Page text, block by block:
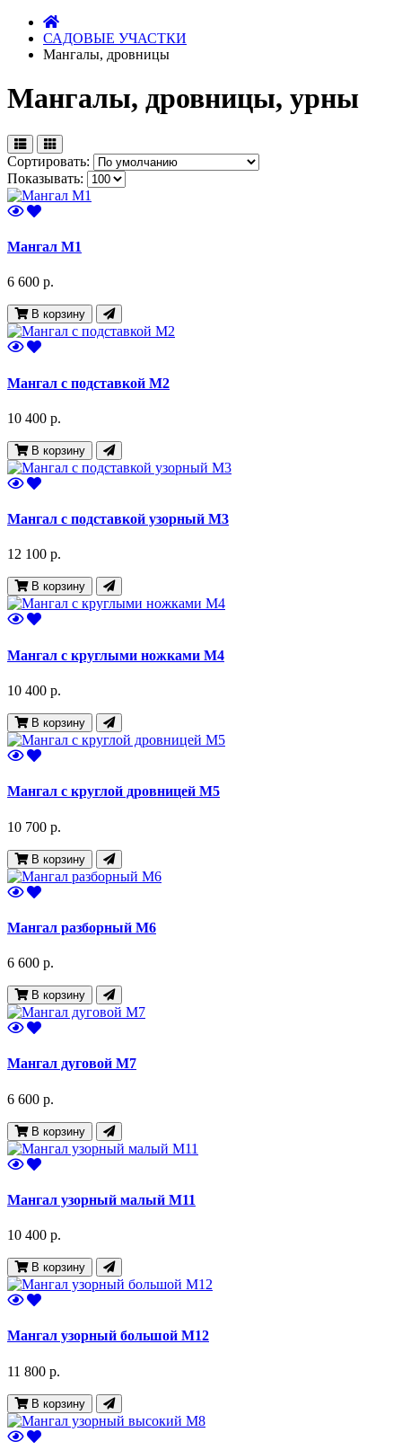
САДОВЫЕ УЧАСТКИ
Мангалы, дровницы
Мангалы, дровницы, урны
Сортировать:
Показывать:
Мангал М1
6 600 р.
В корзину
Мангал с подставкой М2
10 400 р.
В корзину
Мангал с подставкой узорный М3
12 100 р.
В корзину
Мангал с круглыми ножками М4
10 400 р.
В корзину
Мангал с круглой дровницей М5
10 700 р.
В корзину
Мангал разборный М6
6 600 р.
В корзину
Мангал дуговой М7
6 600 р.
В корзину
Мангал узорный малый М11
10 400 р.
В корзину
Мангал узорный большой М12
11 800 р.
В корзину